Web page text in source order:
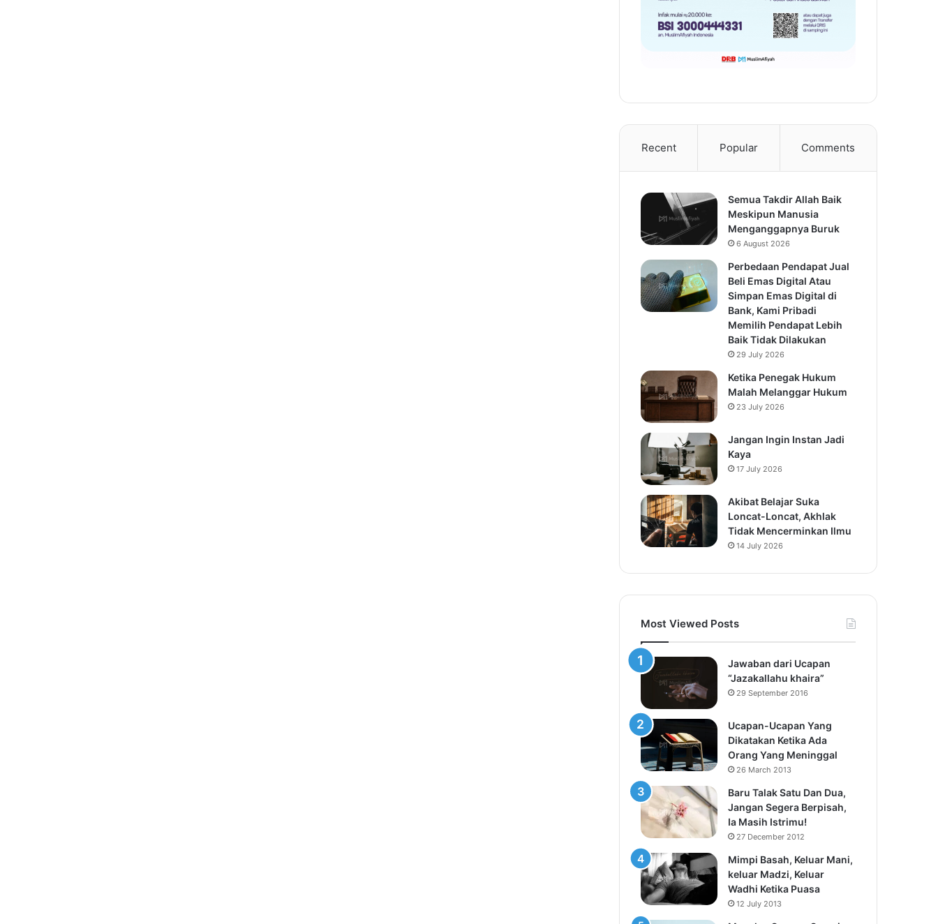
Recent Popular Comments
Semua Takdir Allah Baik
Meskipun Manusia
Menganggapnya Buruk
6 August 2026
Perbedaan Pendapat Jual
Beli Emas Digital Atau
Simpan Emas Digital di
Bank, Kami Pribadi
Memilih Pendapat Lebih
Baik Tidak Dilakukan
29 July 2026
Ketika Penegak Hukum
Malah Melanggar Hukum
23 July 2026
Jangan Ingin Instan Jadi
Kaya
17 July 2026
Akibat Belajar Suka
Loncat-Loncat, Akhlak
Tidak Mencerminkan Ilmu
14 July 2026
Most Viewed Posts
Jawaban dari Ucapan
“Jazakallahu khaira”
29 September 2016
Ucapan-Ucapan Yang
Dikatakan Ketika Ada
Orang Yang Meninggal
26 March 2013
Baru Talak Satu Dan Dua,
Jangan Segera Berpisah,
Ia Masih Istrimu!
27 December 2012
Mimpi Basah, Keluar Mani,
keluar Madzi, Keluar
Wadhi Ketika Puasa
12 July 2013